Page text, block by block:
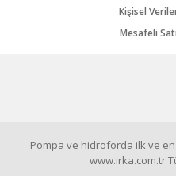
Kişisel
Mesafeli
Pompa ve hidroforda ilk ve
www.irka.com.tr